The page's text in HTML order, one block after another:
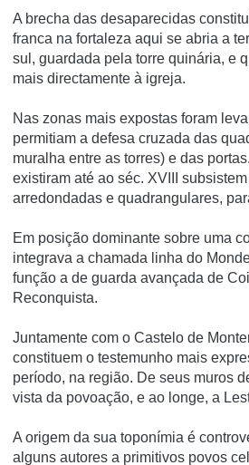
A brecha das desaparecidas
franca na fortaleza aqui se abria a
sul, guardada pela torre quinária, e
mais directamente à igreja.
Nas zonas mais expostas foram
permitiam a defesa cruzada das
muralha entre as torres) e das
existiram até ao séc. XVIII
arredondadas e quadrangulares,
Em posição dominante sobre uma
integrava a chamada linha do
função a de guarda avançada de
Reconquista.
Juntamente com o Castelo de
constituem o testemunho mais
perí­odo, na região. De seus muros
vista da povoação, e ao longe, a
A origem da sua toponí­mia é
alguns autores a primitivos povos